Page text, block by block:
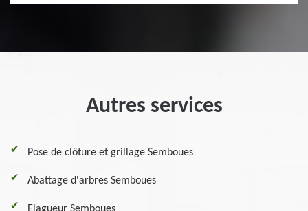
Autres services
Pose de clôture et grillage Semboues
Abattage d'arbres Semboues
Elagueur Semboues